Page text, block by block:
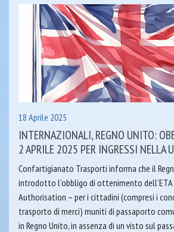
18 Aprile 2025
INTERNAZIONALI, REGNO UNITO:
2 APRILE 2025 PER INGRESSI NELLA
Confartigianato Trasporti informa che il
introdotto l’obbligo di ottenimento dell’ETA
Authorisation – per i cittadini (compresi i
trasporto di merci) muniti di passaporto
in Regno Unito, in assenza di un visto sul